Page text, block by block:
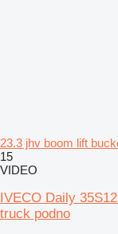
23.3 jhv boom lift
15
VIDEO
IVECO Daily
truck podno